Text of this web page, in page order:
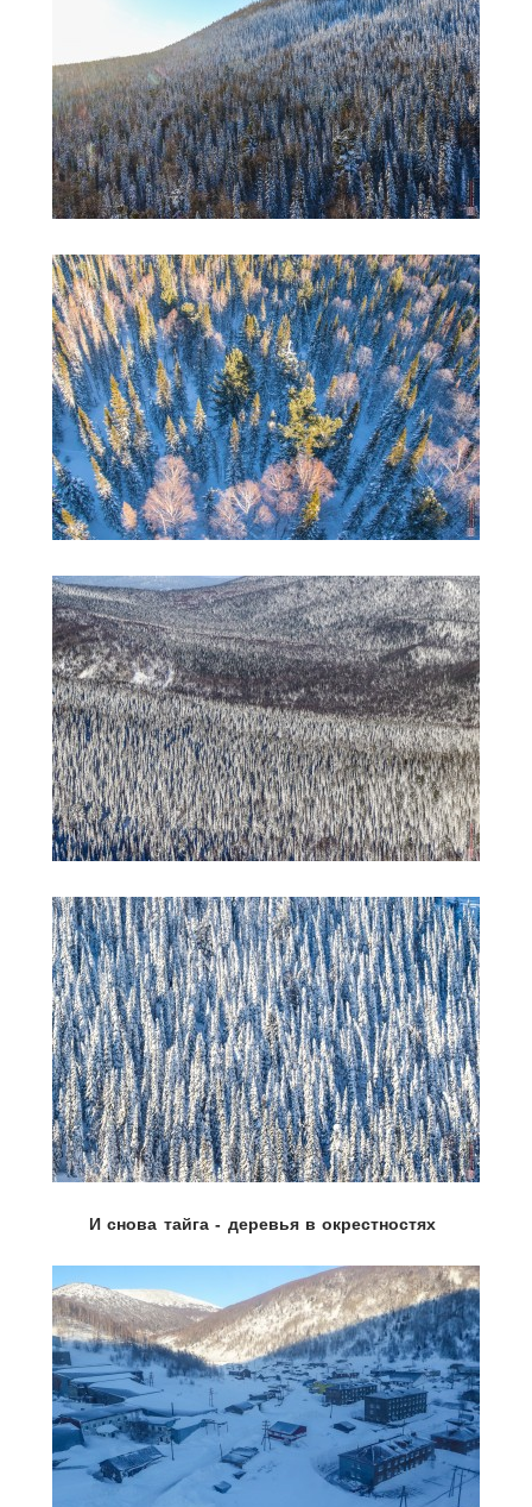
И снова тайга - деревья в окрестностях